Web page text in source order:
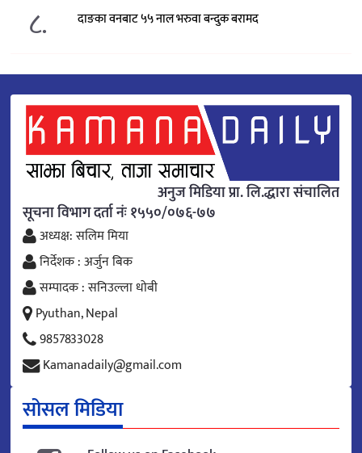
८. दाङका वनबाट ५५ नाल भरुवा बन्दुक बरामद
अनुज मिडिया प्रा. लि.द्धारा संचालित
सूचना विभाग दर्ता नंः १५५०/०७६-७७
अध्यक्ष: सलिम मिया
निर्देशक : अर्जुन बिक
सम्पादक : सनिउल्ला धोबी
Pyuthan, Nepal
9857833028
Kamanadaily@gmail.com
सोसल मिडिया